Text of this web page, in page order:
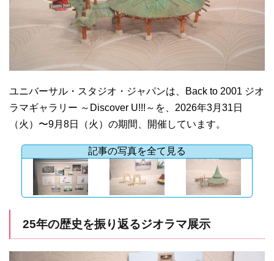
ユニバーサル・スタジオ・ジャパンは、Back to 2001 ジオ
ラマギャラリー ～Discover U!!!～を、2026年3月31日
（火）〜9月8日（火）の期間、開催しています。
記事の写真を全て見る
25年の歴史を振り返るジオラマ展示